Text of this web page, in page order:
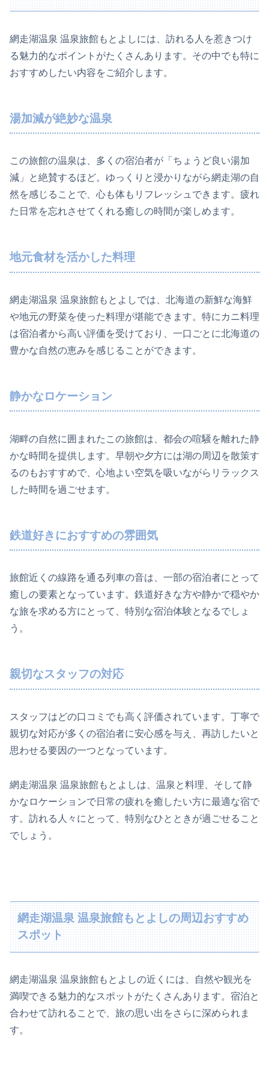
網走湖温泉 温泉旅館もとよしには、訪れる人を惹きつけ
る魅力的なポイントがたくさんあります。その中でも特に
おすすめしたい内容をご紹介します。
湯加減が絶妙な温泉
この旅館の温泉は、多くの宿泊者が「ちょうど良い湯加
減」と絶賛するほど。ゆっくりと浸かりながら網走湖の自
然を感じることで、心も体もリフレッシュできます。疲れ
た日常を忘れさせてくれる癒しの時間が楽しめます。
地元食材を活かした料理
網走湖温泉 温泉旅館もとよしでは、北海道の新鮮な海鮮
や地元の野菜を使った料理が堪能できます。特にカニ料理
は宿泊者から高い評価を受けており、一口ごとに北海道の
豊かな自然の恵みを感じることができます。
静かなロケーション
湖畔の自然に囲まれたこの旅館は、都会の喧騒を離れた静
かな時間を提供します。早朝や夕方には湖の周辺を散策す
るのもおすすめで、心地よい空気を吸いながらリラックス
した時間を過ごせます。
鉄道好きにおすすめの雰囲気
旅館近くの線路を通る列車の音は、一部の宿泊者にとって
癒しの要素となっています。鉄道好きな方や静かで穏やか
な旅を求める方にとって、特別な宿泊体験となるでしょ
う。
親切なスタッフの対応
スタッフはどの口コミでも高く評価されています。丁寧で
親切な対応が多くの宿泊者に安心感を与え、再訪したいと
思わせる要因の一つとなっています。
網走湖温泉 温泉旅館もとよしは、温泉と料理、そして静
かなロケーションで日常の疲れを癒したい方に最適な宿で
す。訪れる人々にとって、特別なひとときが過ごせること
でしょう。
網走湖温泉 温泉旅館もとよしの周辺おすすめ
スポット
網走湖温泉 温泉旅館もとよしの近くには、自然や観光を
満喫できる魅力的なスポットがたくさんあります。宿泊と
合わせて訪れることで、旅の思い出をさらに深められま
す。